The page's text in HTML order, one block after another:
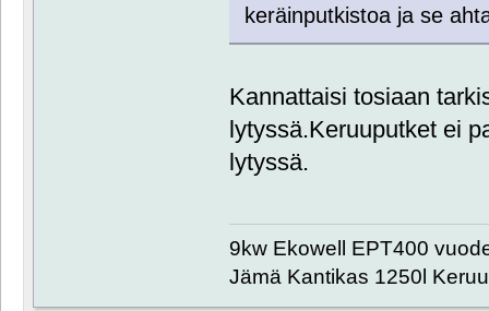
keräinputkistoa ja se
Kannattaisi tosiaan
lytyssä.Keruuputket ei
lytyssä.
9kw Ekowell EPT400
Jämä Kantikas 1250l